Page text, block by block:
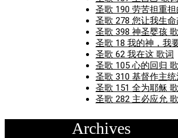
圣歌 190 劳苦担重
圣歌 278 您让我生
圣歌 398 神圣婴孩
圣歌 18 我的神，我
圣歌 62 我在这 歌词
圣歌 105 心的回归
圣歌 310 基督作主统
圣歌 151 全为耶稣
圣歌 282 主必应允
Archives